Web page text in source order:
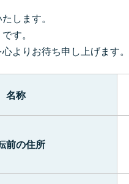
します。
す。
よりお待ち申し上げます。
名称
前の住所